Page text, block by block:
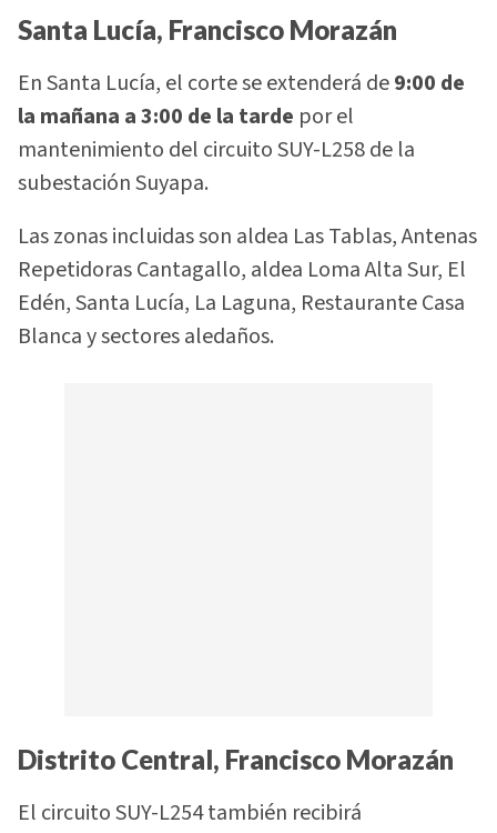
Santa Lucía, Francisco Morazán
En Santa Lucía, el corte se extenderá de9:00 de
la mañana a 3:00 de la tarde por el
mantenimiento del circuito SUY-L258 de la
subestación Suyapa.
Las zonas incluidas son aldea Las Tablas, Antenas
Repetidoras Cantagallo, aldea Loma Alta Sur, El
Edén, Santa Lucía, La Laguna, Restaurante Casa
Blanca y sectores aledaños.
Distrito Central, Francisco Morazán
El circuito SUY-L254 también recibirá